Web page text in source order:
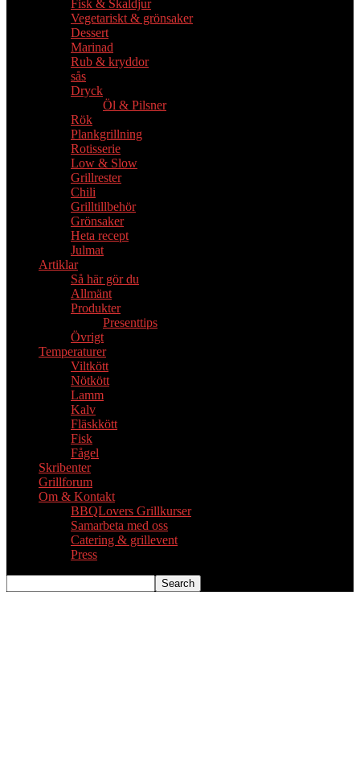
Fisk & Skaldjur
Vegetariskt & grönsaker
Dessert
Marinad
Rub & kryddor
sås
Dryck
Öl & Pilsner
Rök
Plankgrillning
Rotisserie
Low & Slow
Grillrester
Chili
Grilltillbehör
Grönsaker
Heta recept
Julmat
Artiklar
Så här gör du
Allmänt
Produkter
Presenttips
Övrigt
Temperaturer
Viltkött
Nötkött
Lamm
Kalv
Fläskkött
Fisk
Fågel
Skribenter
Grillforum
Om & Kontakt
BBQLovers Grillkurser
Samarbeta med oss
Catering & grillevent
Press